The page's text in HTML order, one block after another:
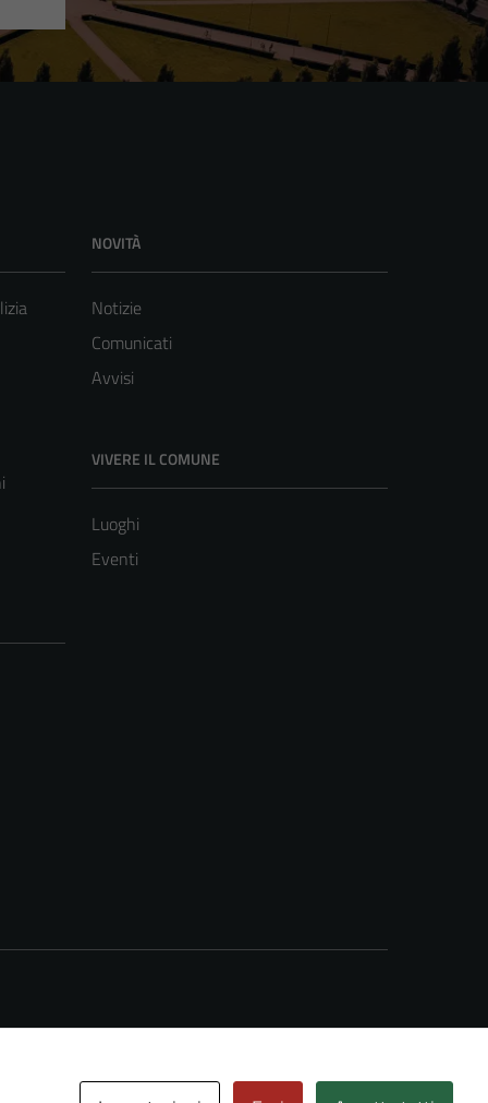
NOVITÀ
Notizie
Comunicati
Avvisi
VIVERE IL COMUNE
Luoghi
Eventi